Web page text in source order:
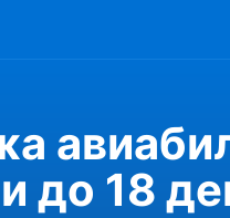
до 18